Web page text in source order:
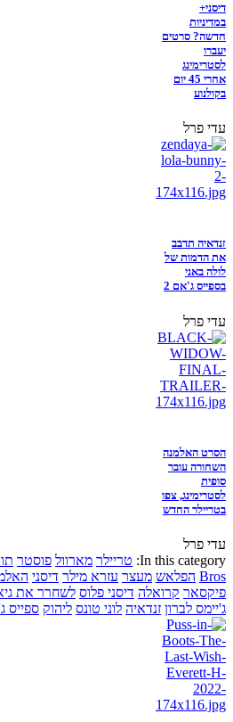
דיסני+
במדיניות
חדשה? סרטים
יעברו
לסטרימינג
אחרי 45 יום
בקולנוע
עדי פרל
זנדאיה תדבב
את הדמות של
לולה באני
בספייס ג'אם 2
עדי פרל
הסרט האלמנה
השחורה עובר
סופית
לסטרימינג, צפו
בטריילר החדש
עדי פרל
In this category: טריילר מארוול פוסטר
Bros הפלאש מעצר עזרא מילר דיסני
פיקסאר קרואלה דיסני פלוס לשחרר את
ג'יימס לברון זנדאיה לוני טונס ליהוק ספייס